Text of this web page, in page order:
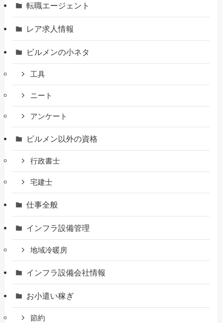
転職エージェント
レア求人情報
ビルメンの小ネタ
工具
ニート
アンケート
ビルメン以外の資格
行政書士
宅建士
仕事全般
インフラ設備管理
地域冷暖房
インフラ設備会社情報
お小遣い稼ぎ
節約